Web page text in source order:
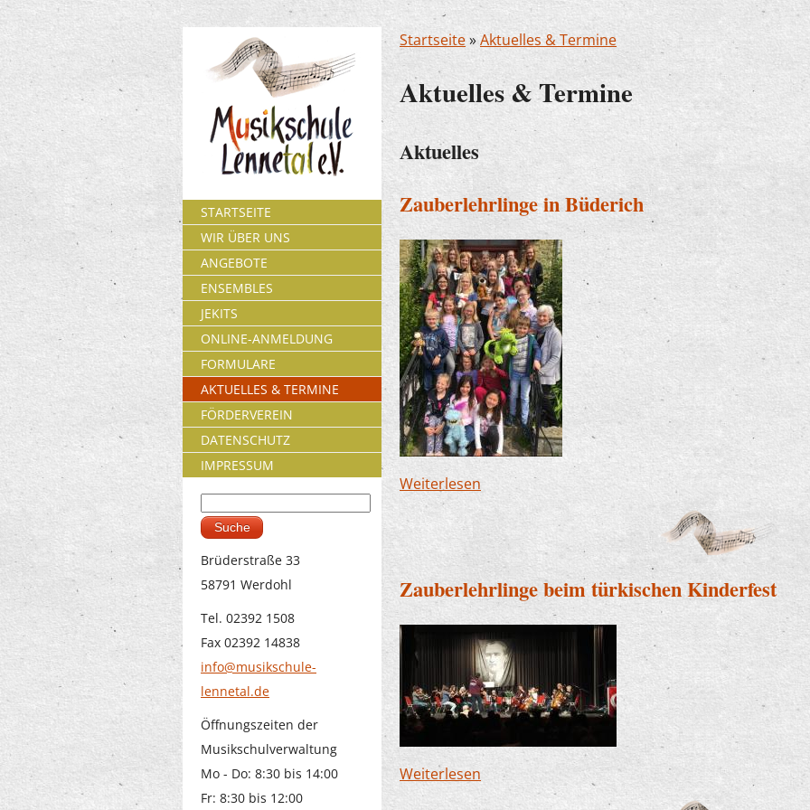
Startseite»Aktuelles & Termine
Aktuelles & Termine
Aktuelles
Zauberlehrlinge in Büderich
Weiterlesenüber Zauberlehrlinge in Büderich
Zauberlehrlinge beim türkischen Kinderfest
Weiterlesen über Zauberlehrlinge beim türkischen
STARTSEITE
WIR ÜBER UNS
ANGEBOTE
ENSEMBLES
JEKITS
ONLINE-ANMELDUNG
FORMULARE
AKTUELLES & TERMINE
FÖRDERVEREIN
DATENSCHUTZ
IMPRESSUM
Suchformular
Brüderstraße 33
58791 Werdohl
Tel. 02392 1508
Fax 02392 14838
info@musikschule-
lennetal.de
Öffnungszeiten der
Musikschulverwaltung
Mo - Do: 8:30 bis 14:00
Fr: 8:30 bis 12:00